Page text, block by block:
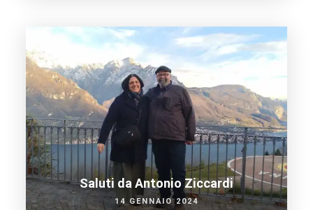
Saluti da Antonio Ziccardi
14 GENNAIO 2024